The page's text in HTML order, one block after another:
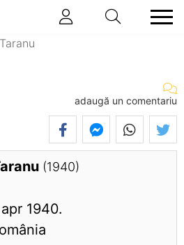
adaugă un comentariu
(1940)
1940.